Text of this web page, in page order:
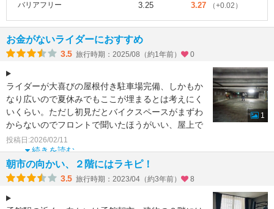
バリアフリー 3.25 3.27 （+0.02）
お金がないライダーにおすすめ
3.5 旅行時期：2025/08（約1年前） 0
ライダーが大喜びの屋根付き駐車場完備、しかもか
なり広いので夏休みでもここが埋まるとは考えにく
いくらい。ただし初見だとバイクスペースがまずわ
からないのでフロントで聞いたほうがいい、屋上で
はない。
繁忙
続きを読む
投稿日:2026/02/11
1
朝市の向かい、２階にはラキピ！
3.5 旅行時期：2023/04（約3年前） 8